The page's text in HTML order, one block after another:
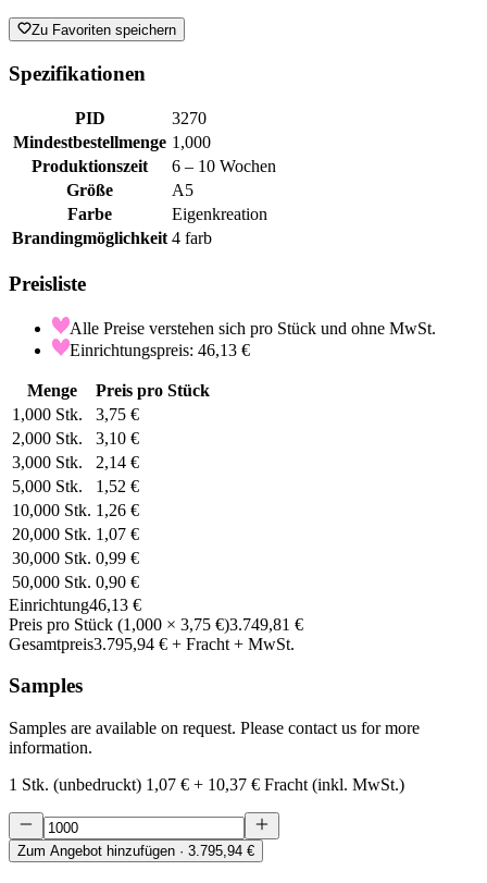
Zu Favoriten speichern
Spezifikationen
PID
3270
Mindestbestellmenge 1,000
Produktionszeit
6 – 10 Wochen
Größe
A5
Farbe
Eigenkreation
Brandingmöglichkeit 4 farb
Preisliste
Alle Preise verstehen sich pro Stück und ohne MwSt.
Einrichtungspreis: 46,13 €
Menge
Preis pro Stück
1,000 Stk.
3,75 €
2,000 Stk.
3,10 €
3,000 Stk.
2,14 €
5,000 Stk.
1,52 €
10,000 Stk. 1,26 €
20,000 Stk. 1,07 €
30,000 Stk. 0,99 €
50,000 Stk. 0,90 €
Einrichtung46,13 €
Preis pro Stück (1,000 × 3,75 €)3.749,81 €
Gesamtpreis3.795,94 € + Fracht + MwSt.
Samples
Samples are available on request. Please contact us for more
information.
1 Stk. (unbedruckt) 1,07 € + 10,37 € Fracht (inkl. MwSt.)
Zum Angebot hinzufügen · 3.795,94 €